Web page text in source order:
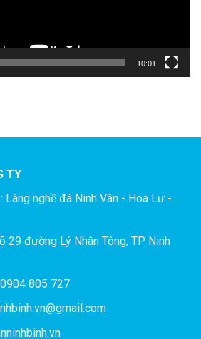
10:01
TY
Làng nghề đá Ninh Vân - Hoa Lư -
29 đường Lý Nhân Tông, TP Ninh
805 727